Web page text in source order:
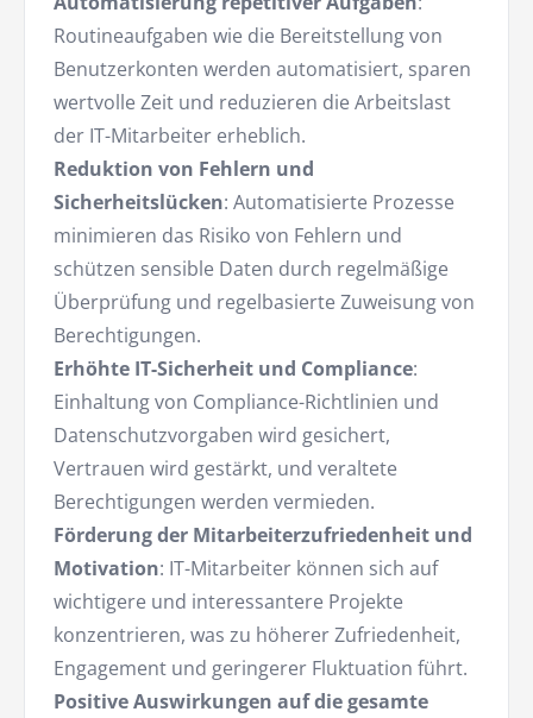
Routineaufgaben wie die Bereitstellung von
Benutzerkonten werden automatisiert, sparen
wertvolle Zeit und reduzieren die Arbeitslast
der IT-Mitarbeiter erheblich.
Reduktion von Fehlern und
Sicherheitslücken: Automatisierte Prozesse
minimieren das Risiko von Fehlern und
schützen sensible Daten durch regelmäßige
Überprüfung und regelbasierte Zuweisung von
Berechtigungen.
Erhöhte IT-Sicherheit und Compliance:
Einhaltung von Compliance-Richtlinien und
Datenschutzvorgaben wird gesichert,
Vertrauen wird gestärkt, und veraltete
Berechtigungen werden vermieden.
Förderung der Mitarbeiterzufriedenheit und
Motivation: IT-Mitarbeiter können sich auf
wichtigere und interessantere Projekte
konzentrieren, was zu höherer Zufriedenheit,
Engagement und geringerer Fluktuation führt.
Positive Auswirkungen auf die gesamte